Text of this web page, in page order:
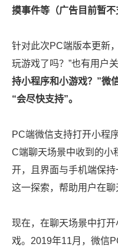
摸事件等（广告目前暂不
针对此次PC端版本更新
玩游戏了吗？”也有用户关
持小程序和小游戏？”微
“会尽快支持”。
PC端微信支持打开小程
C端聊天场景中收到的小
开，且界面与手机端保
这一探索，帮助用户在聊
现在，在聊天场景中打
戏。 2019年11月，微信